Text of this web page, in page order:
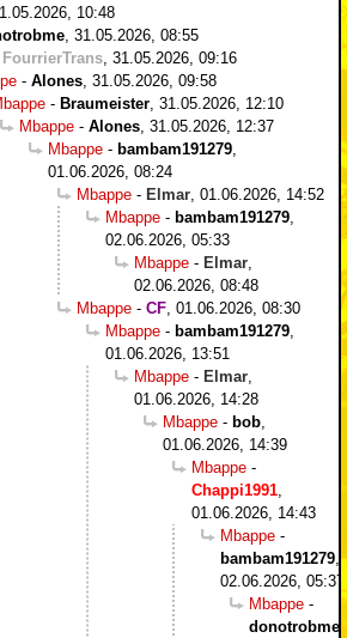
10:48
31.05.2026, 08:55
FourrierTrans 31.05.2026, 09:16
- Alones 31.05.2026, 09:58
- Braumeister 31.05.2026, 12:10
Mbappe - Alones 31.05.2026, 12:37
Mbappe - bambam191279
01.06.2026, 08:24
Mbappe - Elmar 01.06.2026, 14:52
Mbappe - bambam191279
02.06.2026, 05:33
Mbappe - Elmar
02.06.2026, 08:48
Mbappe - CF 01.06.2026, 08:30
Mbappe - bambam191279
01.06.2026, 13:51
Mbappe - Elmar
01.06.2026, 14:28
Mbappe - bob
01.06.2026, 14:39
Mbappe -
Chappi1991
01.06.2026, 14:43
Mbappe -
bambam191279
02.06.2026, 05:37
Mbappe -
donotrobme